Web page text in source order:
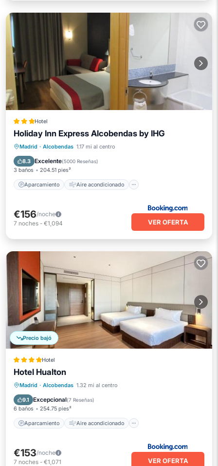
Hotel
Holiday Inn Express Alcobendas by IHG
Madrid · Alcobendas 1.17 mi al centro
8.3 Excelente(5000 Reseñas)
3 baños 204.51 pies²
Aparcamiento Aire acondicionado
Aparcamiento
Aire acondicionado
Internet
Apto para niños
€156/noche
7 noches - €1,094 VER OFERTA
Precio bajó
Hotel
Hotel Hualton
Madrid · Alcobendas 1.32 mi al centro
9.1 Excepcional(7 Reseñas)
6 baños 254.75 pies²
Aparcamiento Aire acondicionado
Aparcamiento
Aire acondicionado
Internet
Apto para niños
€153/noche
7 noches - €1,071 VER OFERTA